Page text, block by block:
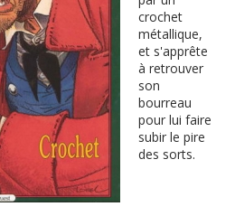
crochet
métallique,
et s'apprête
à retrouver
son
bourreau
pour lui faire
subir le pire
des sorts.